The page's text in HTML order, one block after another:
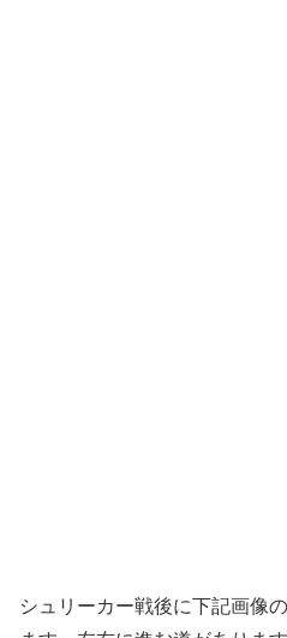
シュリーカー戦後に下記画像